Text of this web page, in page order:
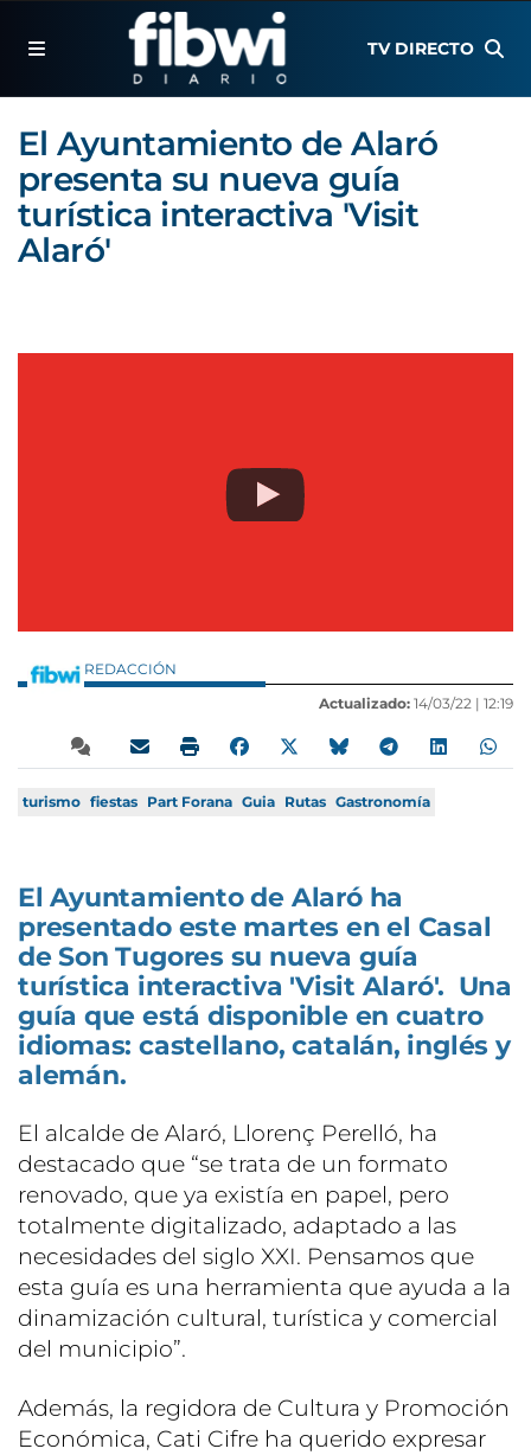
TV DIRECTO
El Ayuntamiento de Alaró
presenta su nueva guía
turística interactiva 'Visit
Alaró'
REDACCIÓN
Actualizado: 14/03/22 | 12:19
turismo fiestas Part Forana Guia Rutas Gastronomía
El Ayuntamiento de Alaró ha
presentado este martes en el Casal
de Son Tugores su nueva guía
turística interactiva 'Visit Alaró'. Una
guía que está disponible en cuatro
idiomas: castellano, catalán, inglés y
alemán.
El alcalde de Alaró, Llorenç Perelló, ha
destacado que “se trata de un formato
renovado, que ya existía en papel, pero
totalmente digitalizado, adaptado a las
necesidades del siglo XXI. Pensamos que
esta guía es una herramienta que ayuda a la
dinamización cultural, turística y comercial
del municipio”.
Además, la regidora de Cultura y Promoción
Económica, Cati Cifre ha querido expresar